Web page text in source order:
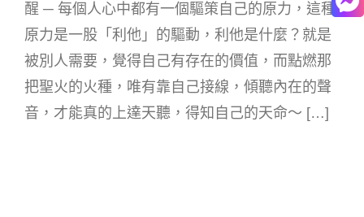
醒 ─ 每個人心中都有一個驅策自己的原力，這種
原力是一股「利他」的驅動，利他是什麼？就是
被別人需要，覺得自己有存在的價值，而點燃那
把聖火的火種，唯有靠自己接線，傾聽內在的聲
音，才能真的上達天聽，得知自己的天命～ […]